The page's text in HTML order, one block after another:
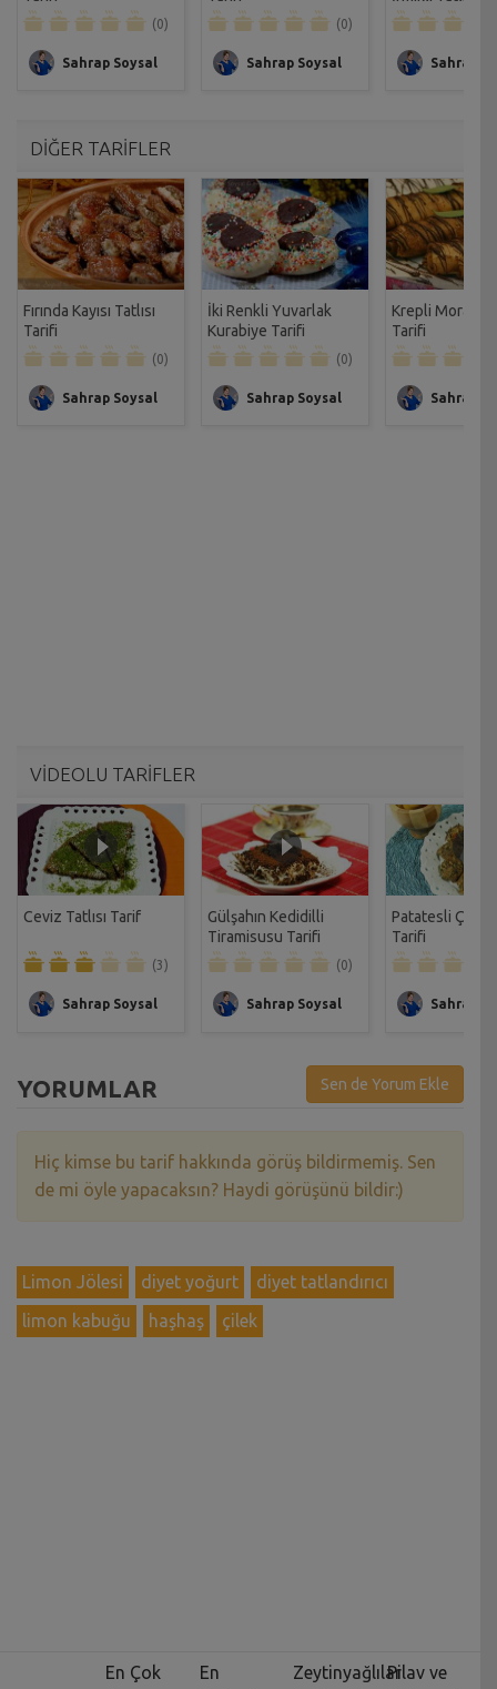
(0)
Sahrap Soysal
(0)
Sahrap Soysal Sahrap
DİĞER TARİFLER
Fırında Kayısı Tatlısı
Tarifi
(0)
Sahrap Soysal
İki Renkli Yuvarlak
Kurabiye Tarifi
(0)
Sahrap Soysal
Krepli Mora
Tarifi
Sahrap
VİDEOLU TARİFLER
Ceviz Tatlısı Tarif
(3)
Sahrap Soysal
Gülşahın Kedidilli
Tiramisusu Tarifi
(0)
Sahrap Soysal
Patatesli Çıtır
Tarifi
Sahrap
YORUMLAR Sen de Yorum Ekle
Hiç kimse bu tarif hakkında görüş bildirmemiş. Sen
de mi öyle yapacaksın? Haydi görüşünü bildir:)
Limon Jölesi diyet yoğurt
diyet tatlandırıcı
limon kabuğu
haşhaş çilek
En Çok
En
ZeytinyağlılarPilav ve